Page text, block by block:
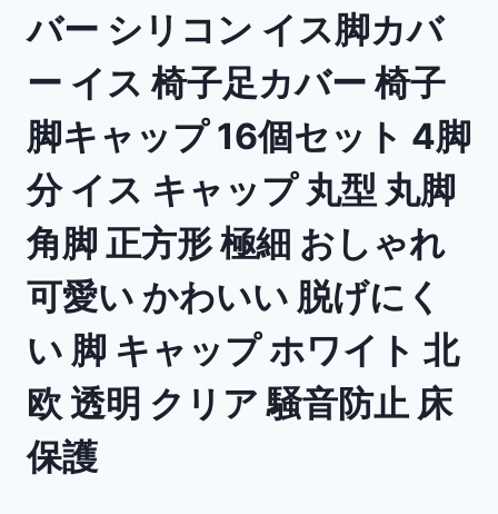
バー シリコン イス脚カバ
ー イス 椅子足カバー 椅子
脚キャップ 16個セット 4脚
分 イス キャップ 丸型 丸脚
角脚 正方形 極細 おしゃれ
可愛い かわいい 脱げにく
い 脚 キャップ ホワイト 北
欧 透明 クリア 騒音防止 床
保護